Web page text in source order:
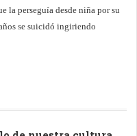
la perseguía desde niña por su
se suicidó ingiriendo